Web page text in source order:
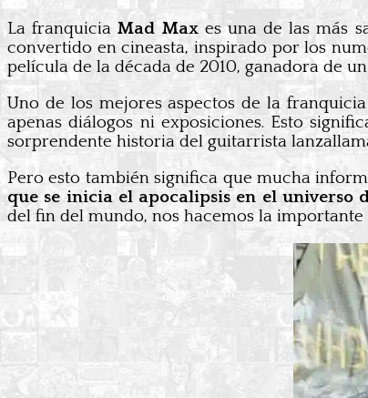
La franquiciaMad Max es una de las más
convertido en cineasta, inspirado por los
película de la década de 2010, ganadora de un
Uno de los mejores aspectos de la
apenas diálogos ni exposiciones. Esto
sorprendente historia del guitarrista
Pero esto también significa que mucha
que se inicia el apocalipsis en el universo
del fin del mundo, nos hacemos la